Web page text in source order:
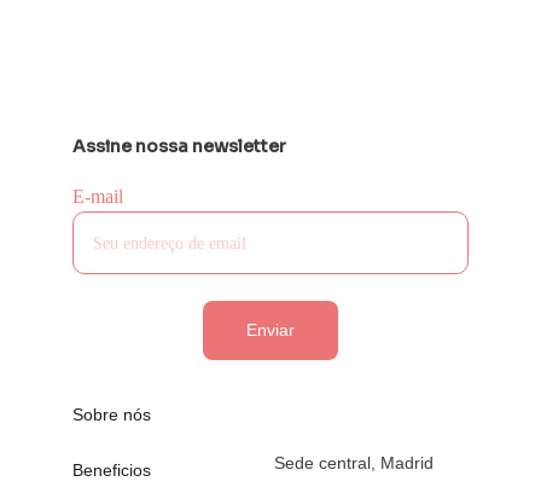
Sobre nós
Beneficios
E-mail
Enviar
Assine nossa newsletter
Sede central, Madrid